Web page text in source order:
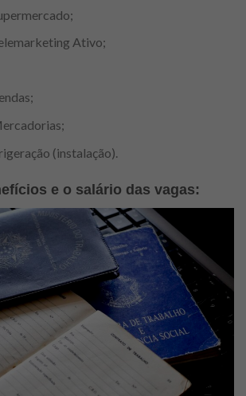
Ativo;
(instalação).
e o salário das vagas: